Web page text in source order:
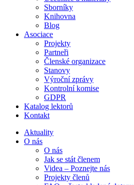
Sborníky
Knihovna
Blog
Asociace
Projekty
Partneři
Členské organizace
Stanovy
Výroční zprávy
Kontrolní komise
GDPR
Katalog lektorů
Kontakt
Aktuality
O nás
O nás
Jak se stát členem
Videa – Poznejte nás
Projekty členů